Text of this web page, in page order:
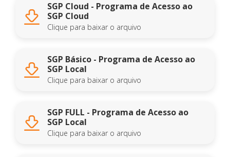
SGP Cloud - Programa de Acesso ao
SGP Cloud
Clique para baixar o arquivo
SGP Básico - Programa de Acesso ao
SGP Local
Clique para baixar o arquivo
SGP FULL - Programa de Acesso ao
SGP Local
Clique para baixar o arquivo